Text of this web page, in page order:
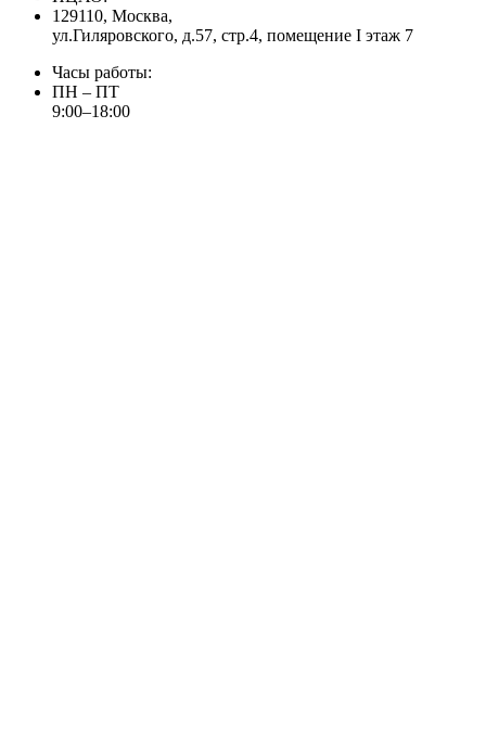
129110, Москва,
ул.Гиляровского, д.57, стр.4, помещение I этаж 7
Часы работы:
ПН – ПТ
9:00–18:00